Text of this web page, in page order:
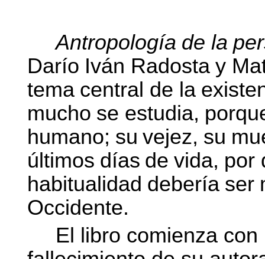
Antropología de la
Darío Iván Radosta y
tema central de la
mucho se estudia,
humano; su vejez, su
últimos días de vida, por
habitualidad debería ser
Occidente.
El libro comienza